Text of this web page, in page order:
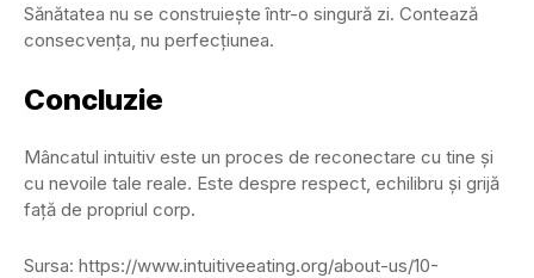
Sănătatea nu se construiește într-o singură zi. Contează
consecvența, nu perfecțiunea.
Concluzie
Mâncatul intuitiv este un proces de reconectare cu tine și
cu nevoile tale reale. Este despre respect, echilibru și grijă
față de propriul corp.
Sursa: https://www.intuitiveeating.org/about-us/10-